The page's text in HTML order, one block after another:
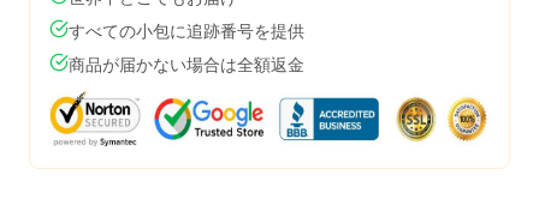
すべての小包に追跡番号を提供
商品が届かない場合は全額返金